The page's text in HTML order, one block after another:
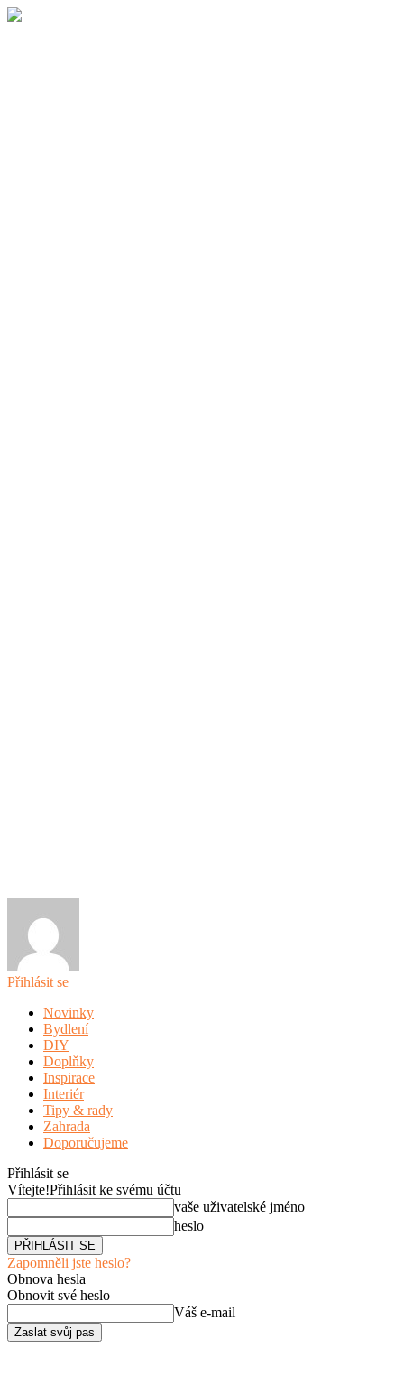
Přihlásit se
Novinky
Bydlení
DIY
Doplňky
Inspirace
Interiér
Tipy & rady
Zahrada
Doporučujeme
Přihlásit se
Vítejte!Přihlásit ke svému účtu
vaše uživatelské jméno
heslo
Zapomněli jste heslo?
Obnova hesla
Obnovit své heslo
Váš e-mail